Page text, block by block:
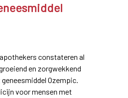
constateren al
en zorgwekkend
geneesmiddel Ozempic.
voor mensen met